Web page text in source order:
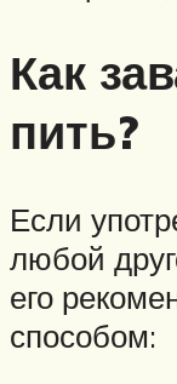
Как
пить?
Если
любой
его
способом: